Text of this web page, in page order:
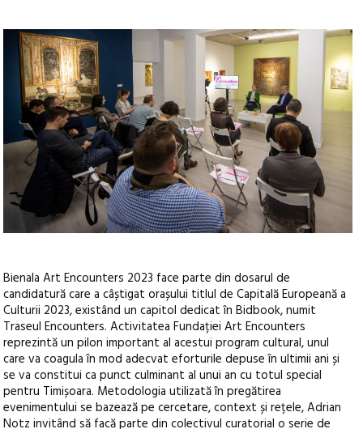
Bienala Art Encounters 2023 face parte din dosarul de
candidatură care a câștigat orașului titlul de Capitală Europeană a
Culturii 2023, existând un capitol dedicat în Bidbook, numit
Traseul Encounters. Activitatea Fundației Art Encounters
reprezintă un pilon important al acestui program cultural, unul
care va coagula în mod adecvat eforturile depuse în ultimii ani și
se va constitui ca punct culminant al unui an cu totul special
pentru Timișoara. Metodologia utilizată în pregătirea
evenimentului se bazează pe cercetare, context și rețele, Adrian
Notz invitând să facă parte din colectivul curatorial o serie de